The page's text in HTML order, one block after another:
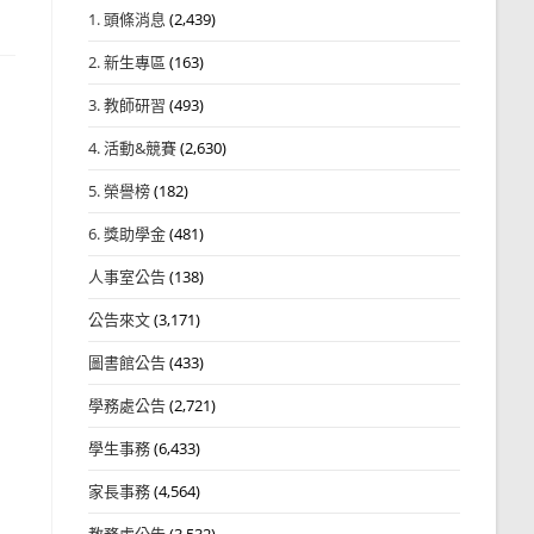
1. 頭條消息 (2,439)
2. 新生專區 (163)
3. 教師研習 (493)
4. 活動&競賽(2,630)
5. 榮譽榜(182)
6. 獎助學金(481)
人事室公告(138)
公告來文(3,171)
圖書館公告(433)
學務處公告(2,721)
學生事務(6,433)
家長事務(4,564)